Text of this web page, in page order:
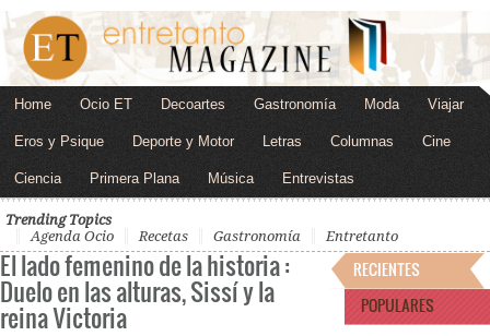
Home Ocio ET Decoartes Gastronomía Moda Viajar
Eros y Psique Deporte y Motor Letras Columnas Cine
Ciencia Primera Plana Música Entrevistas
Trending Topics
Agenda Ocio
Recetas Gastronomía Entretanto
El lado femenino de la historia :
Duelo en las alturas, Sissí y la
reina Victoria
RECIENTES
POPULARES